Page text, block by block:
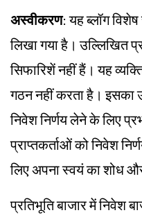
अस्वीकरण: यह ब्लॉग
लिखा गया है। उल्लिखित
सिफारिशें नहीं हैं। यह
गठन नहीं करता है। इसका
निवेश निर्णय लेने के लिए
प्राप्तकर्ताओं को निवेश
लिए अपना स्वयं का शोध
प्रतिभूति बाजार में निवेश